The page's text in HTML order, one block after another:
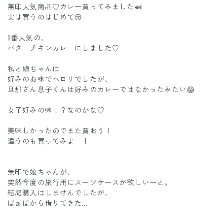
無印人気商品♡カレー買ってみました🍛
実は買うのはじめて😚
1番人気の、
バターチキンカレーにしました♡
私と娘ちゃんは
好みのお味でペロリでしたが、
旦那さん息子くんは好みのカレーではなかったみたい😱
女子好みの味！？なのかな♡
美味しかったのでまた買おう！
違うのも買ってみよー！
無印で娘ちゃんが、
突然今度の旅行用にスーツケースが欲しいーと。
結局購入はしませんでしたが、
ばぁばから借りてきた…